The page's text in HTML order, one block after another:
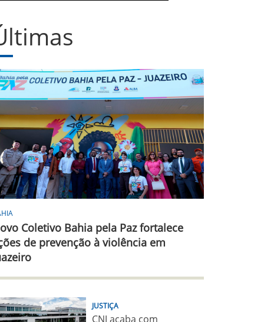
Coletivo Bahia pela Paz fortalece
de prevenção à violência em
JUSTIÇA
CNJ acaba com